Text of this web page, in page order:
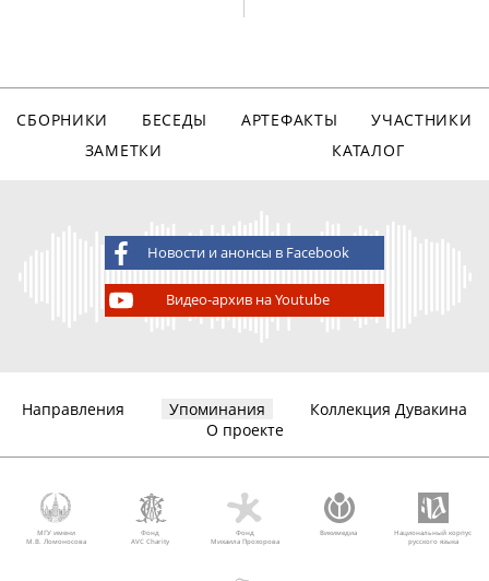
СБОРНИКИ БЕСЕДЫ АРТЕФАКТЫ
УЧАСТНИКИ
ЗАМЕТКИ
КАТАЛОГ
Новости и анонсы в Facebook
Видео-архив на Youtube
Направления Упоминания
Коллекция Дувакина
О проекте
МГУ имени
М.В. Ломоносова
Фонд
AVC Charity
Фонд
Михаила Прохорова
Викимедиа
Национальный корпус
русского языка